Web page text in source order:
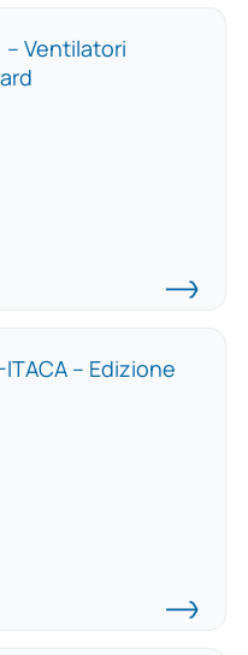
– Ventilatori
– Edizione